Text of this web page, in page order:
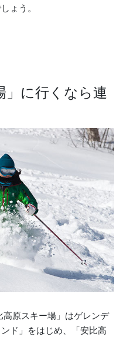
ょう。
」に行くなら連
原スキー場」はゲレンデ
ド」をはじめ、「安比高